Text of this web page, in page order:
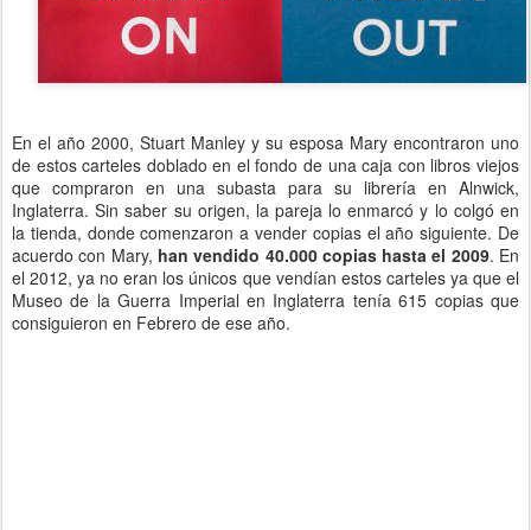
En el año 2000, Stuart Manley y su esposa Mary encontraron uno
de estos carteles doblado en el fondo de una caja con libros viejos
que compraron en una subasta para su librería en Alnwick,
Inglaterra. Sin saber su origen, la pareja lo enmarcó y lo colgó en
la tienda, donde comenzaron a vender copias el año siguiente. De
acuerdo con Mary, han vendido 40.000 copias hasta el 2009. En
el 2012, ya no eran los únicos que vendían estos carteles ya que el
Museo de la Guerra Imperial en Inglaterra tenía 615 copias que
consiguieron en Febrero de ese año.